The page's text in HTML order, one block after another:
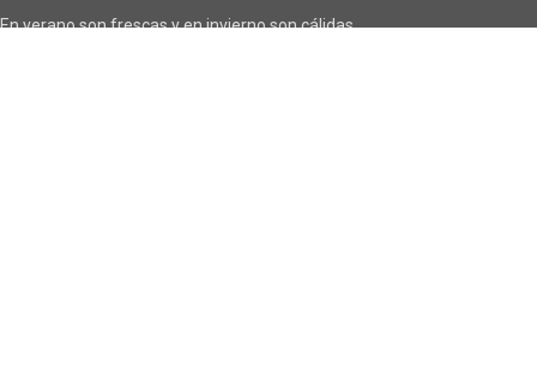
En verano son frescas y en invierno son cálidas